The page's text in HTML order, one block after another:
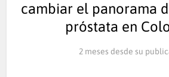
cambiar el panorama
próstata en
2 meses desde su